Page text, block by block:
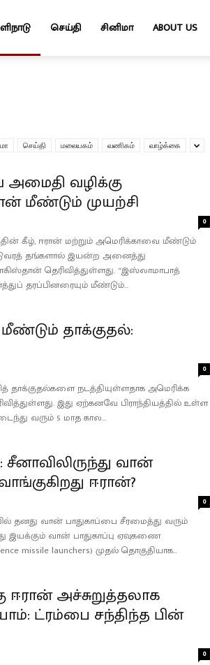
செய்தி சினிமா ABOUT US
செய்தி மலையகம் வணிகம் வாழ்க்கை
வழிக்கு
மீண்டும் முயற்சி
0
கீழ், ஈரான் மற்றும் அமெரிக்காவை மீண்டும்
தங்களால் இயன்ற அனைத்து
தெரிவித்துள்ளது. “இஸ்லாமாபாத்
தரப்பினரையும் மீண்டும்...
தாக்குதல்:
0
தாக்குதல்களை நடத்தியுள்ளதாக அமெரிக்க
இது ஏற்கனவே பிராந்தியத்தில் உள்ள
வரும் 5 மாத கால...
சீனாவிலிருந்து வான்
ஈரான்?
0
தனது வான் பாதுகாப்பை சீரமைத்து வரும்
இயக்கும் வான் பாதுகாப்பு ஏவுகணை
missile launchers) முதல் தொகுதியாக...
ஈரான் அச்சுறுத்தலாக
ட்ரம்பை சந்திந்த பின்
0